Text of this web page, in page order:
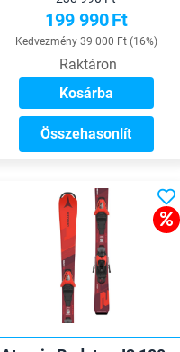
199 990Ft
Kedvezmény 39 000 Ft (16%)
Raktáron
Kosárba
Összehasonlít